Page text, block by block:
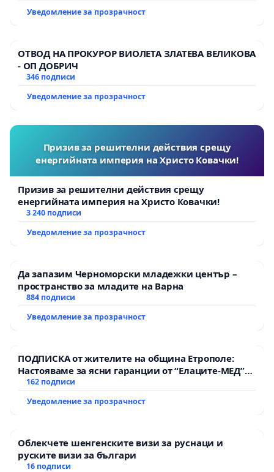
Уведомление за прозрачност
ОТВОД НА ПРОКУРОР ВИОЛЕТА ЗЛАТЕВА ВЕЛИКОВА
- ОП ДОБРИЧ
346 подписи
Уведомление за прозрачност
Призив за решителни действия срещу
енергийната империя на Христо Ковачки!
Призив за решителни действия срещу
енергийната империя на Христо Ковачки!
3 240 подписи
Уведомление за прозрачност
Да запазим Черноморски младежки център –
пространство за младите на Варна
884 подписи
Уведомление за прозрачност
ПОДПИСКА от жителите на община Етрополе:
Настояваме за ясни гаранции от “Елаците-МЕД”
АД и от държавата, че ще се изпълнят всички
162 подписи
Уведомление за прозрачност
Облекчете шенгенските визи за руснаци и
руските визи за българи
16 подписи